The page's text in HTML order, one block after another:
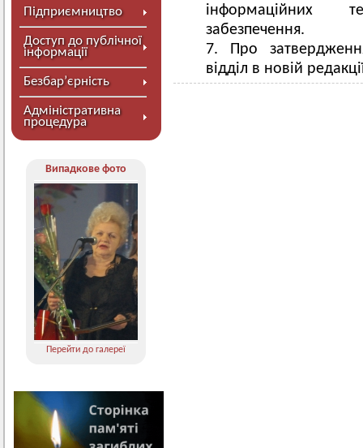
Підприємництво
Доступ до публічної
інформації
Безбар’єрність
Адміністративна
процедура
Випадкове фото
Перейти до галереї
інформаційних
забезпечення.
Про
відділ в новій